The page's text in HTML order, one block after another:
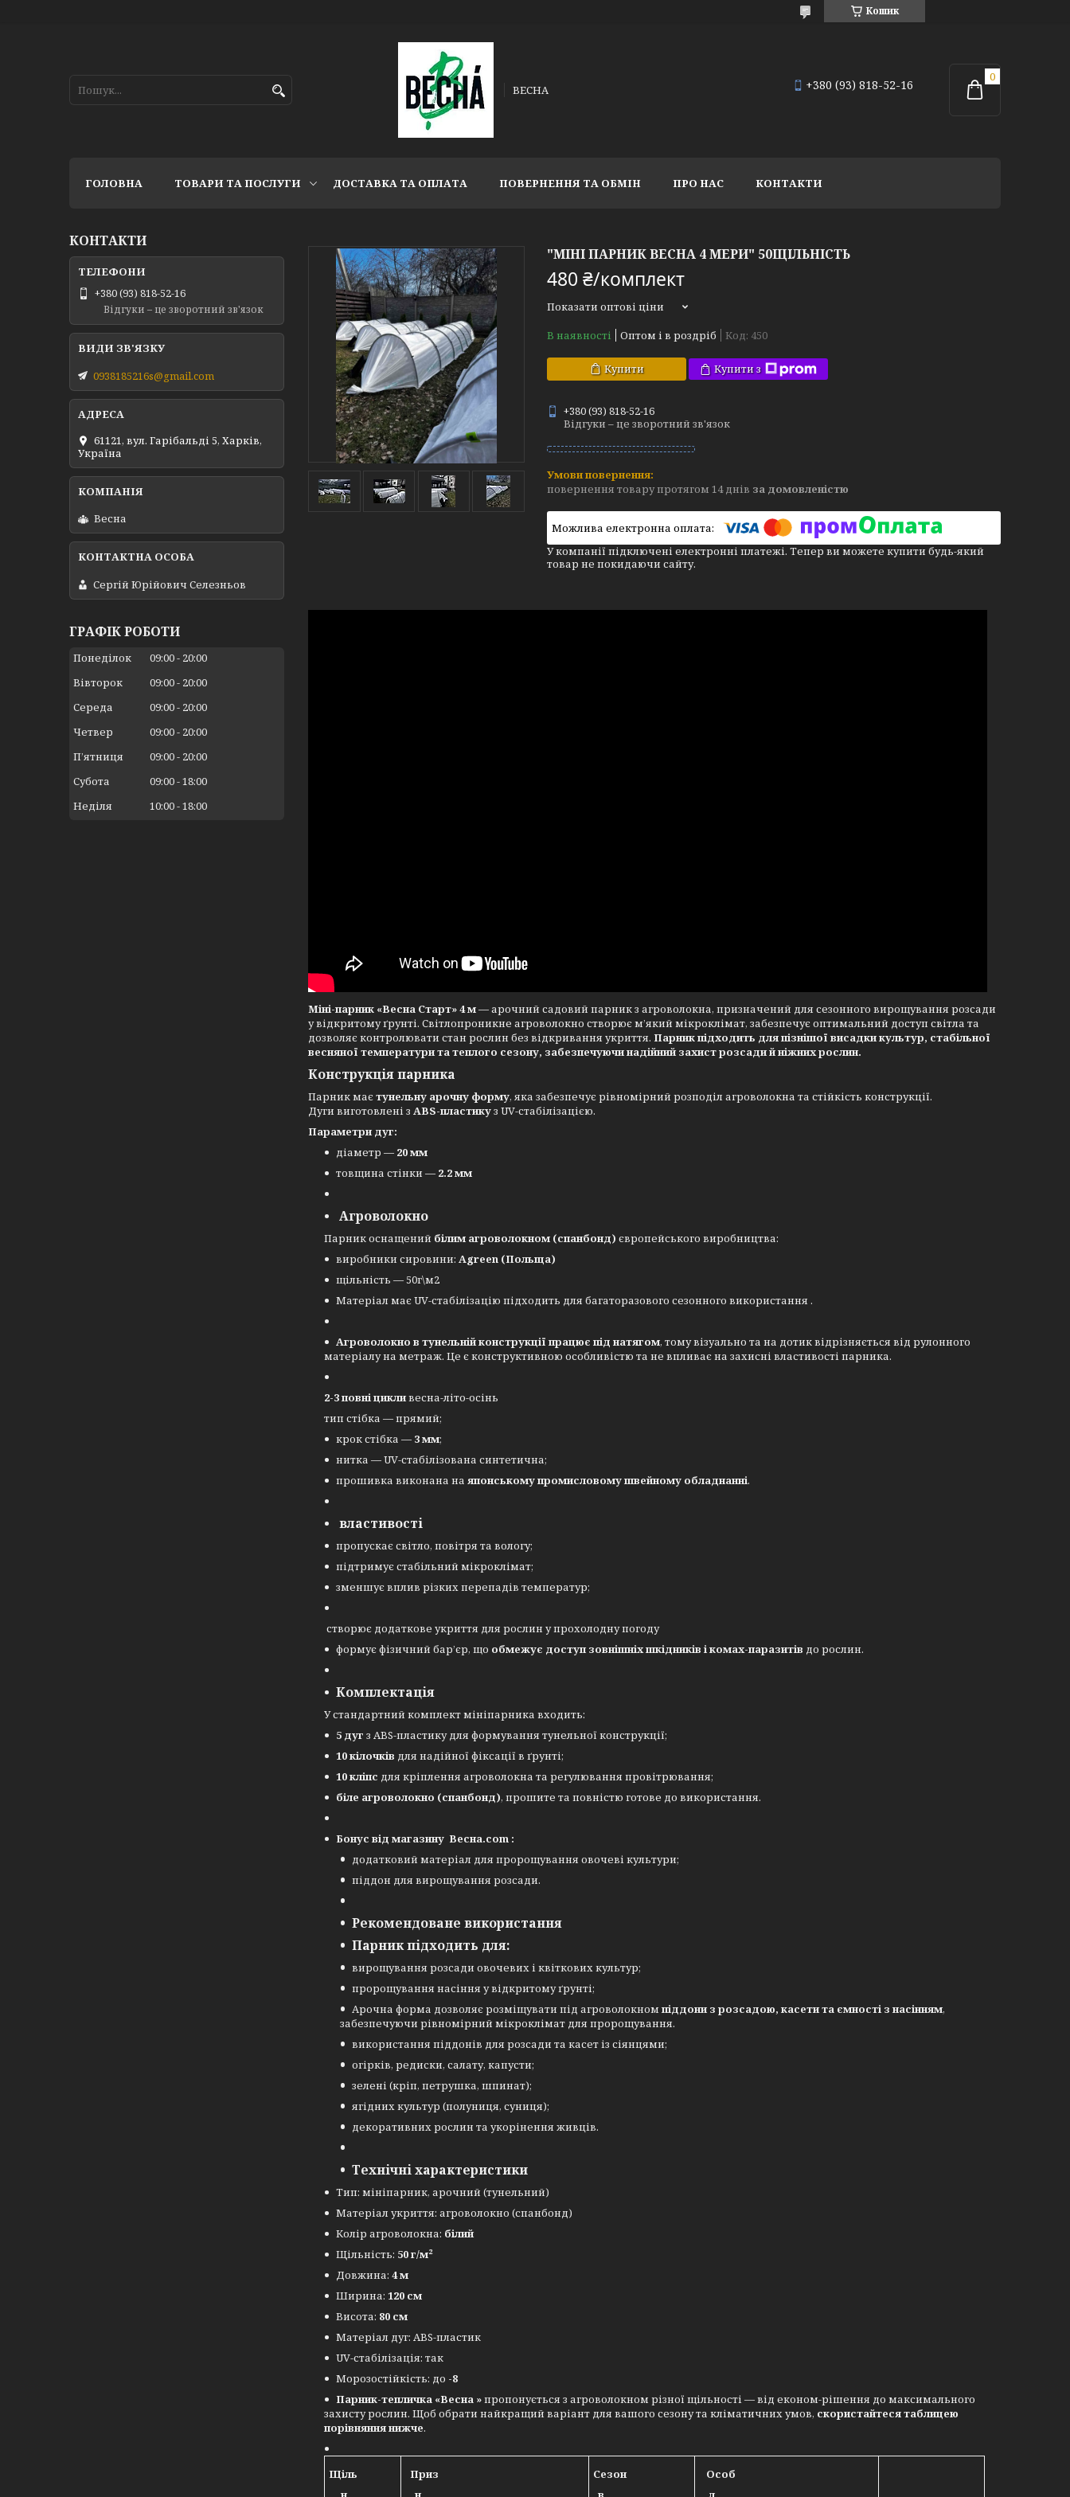
Кошик
ВЕСНА +380 (93) 818-52-16
ГОЛОВНА ТОВАРИ ТА ПОСЛУГИ ДОСТАВКА ТА ОПЛАТА ПОВЕРНЕННЯ ТА ОБМІН ПРО НАС КОНТАКТИ
"МІНІ ПАРНИК ВЕСНА 4 МЕРИ" 50ЩІЛЬНІСТЬ
480 ₴/комплект
Показати оптові ціни
В наявності
Оптом і в роздріб Код: 450
Купити Купити з
+380 (93) 818-52-16
Відгуки – це зворотний зв'язок
повернення товару протягом 14 днів за домовленістю
У компанії підключені електронні платежі. Тепер ви можете купити будь-який
товар не покидаючи сайту.
Міні-парник «Весна Старт» 4 м— арочний садовий парник з агроволокна, призначений для сезонного вирощування розсади
у відкритому ґрунті. Світлопроникне агроволокно створює м’який мікроклімат, забезпечує оптимальний доступ світла та
дозволяє контролювати стан рослин без відкривання укриття. Парник підходить для пізнішої висадки культур, стабільної
весняної температури та теплого сезону, забезпечуючи надійний захист розсади й ніжних рослин.
Конструкція парника
Парник маєтунельну арочну форму, яка забезпечує рівномірний розподіл агроволокна та стійкість конструкції.
Дуги виготовлені з ABS-пластикуз UV-стабілізацією.
Параметри дуг:
діаметр — 20 мм
товщина стінки — 2.2 мм
Агроволокно
Парник оснащений білим агроволокном (спанбонд) європейського виробництва:
виробники сировини: Agreen (Польща)
щільність — 50г\м2
Матеріал має UV-стабілізацію підходить для багаторазового сезонного використання .
Агроволокно в тунельній конструкції працює під натягом, тому візуально та на дотик відрізняється від рулонного
матеріалу на метраж. Це є конструктивною особливістю та не впливає на захисні властивості парника.
2-3 повні цикливесна-літо-осінь
тип стібка — прямий;
крок стібка — 3 мм;
нитка — UV-стабілізована синтетична;
прошивка виконана на японському промисловому швейному обладнанні.
властивості
пропускає світло, повітря та вологу;
підтримує стабільний мікроклімат;
зменшує вплив різких перепадів температур;
створює додаткове укриття для рослин у прохолодну погоду
формує фізичний бар’єр, що обмежує доступ зовнішніх шкідників і комах-паразитів до рослин.
Комплектація
У стандартний комплект мініпарника входить:
5 дуг з ABS-пластику для формування тунельної конструкції;
10кілочків для надійної фіксації в ґрунті;
10кліпс для кріплення агроволокна та регулювання провітрювання;
біле агроволокно (спанбонд), прошите та повністю готове до використання.
Бонус від магазину Весна.com :
додатковий матеріал для пророщування овочеві культури;
піддон для вирощування розсади.
Рекомендоване використання
Парник підходить для:
вирощування розсади овочевих і квіткових культур;
пророщування насіння у відкритому ґрунті;
Арочна форма дозволяє розміщувати під агроволокном піддони з розсадою, касети та ємності з насінням,
забезпечуючи рівномірний мікроклімат для пророщування.
використання піддонів для розсади та касет із сіянцями;
огірків, редиски, салату, капусти;
зелені (кріп, петрушка, шпинат);
ягідних культур (полуниця, суниця);
декоративних рослин та укорінення живців.
Технічні характеристики
Тип: мініпарник, арочний (тунельний)
Матеріал укриття: агроволокно (спанбонд)
Колір агроволокна: білий
Щільність: 50г/м²
Довжина: 4м
Ширина: 120 см
Висота: 80 см
Матеріал дуг: ABS-пластик
UV-стабілізація: так
Морозостійкість: до -8
Парник-тепличка «Весна »пропонується з агроволокном різної щільності — від економ-рішення до максимального
захисту рослин. Щоб обрати найкращий варіант для вашого сезону та кліматичних умов, скористайтеся таблицею
порівняння нижче.
Щіль
Приз
Сезон
Особ
КОНТАКТИ
+380 (93) 818-52-16
Відгуки – це зворотний зв'язок
0938185216s@gmail.com
61121, вул. Гарібальді 5, Харків,
Україна
Весна
Сергій Юрійович Селезньов
ГРАФІК РОБОТИ
Понеділок 09:00
20:00
Вівторок
09:00
20:00
Середа
09:00
20:00
Четвер
09:00
20:00
Пʼятниця
09:00
20:00
Субота
09:00 18:00
Неділя
10:00 18:00